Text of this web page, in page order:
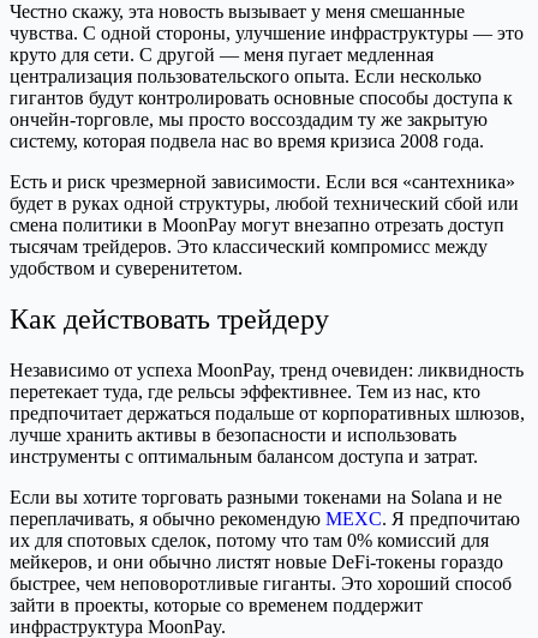
Честно скажу, эта новость вызывает у меня смешанные
чувства. С одной стороны, улучшение инфраструктуры — это
круто для сети. С другой — меня пугает медленная
централизация пользовательского опыта. Если несколько
гигантов будут контролировать основные способы доступа к
ончейн-торговле, мы просто воссоздадим ту же закрытую
систему, которая подвела нас во время кризиса 2008 года.
Есть и риск чрезмерной зависимости. Если вся «сантехника»
будет в руках одной структуры, любой технический сбой или
смена политики в MoonPay могут внезапно отрезать доступ
тысячам трейдеров. Это классический компромисс между
удобством и суверенитетом.
Как действовать трейдеру
Независимо от успеха MoonPay, тренд очевиден: ликвидность
перетекает туда, где рельсы эффективнее. Тем из нас, кто
предпочитает держаться подальше от корпоративных шлюзов,
лучше хранить активы в безопасности и использовать
инструменты с оптимальным балансом доступа и затрат.
Если вы хотите торговать разными токенами на Solana и не
переплачивать, я обычно рекомендую MEXC. Я предпочитаю
их для спотовых сделок, потому что там 0% комиссий для
мейкеров, и они обычно листят новые DeFi-токены гораздо
быстрее, чем неповоротливые гиганты. Это хороший способ
зайти в проекты, которые со временем поддержит
инфраструктура MoonPay.